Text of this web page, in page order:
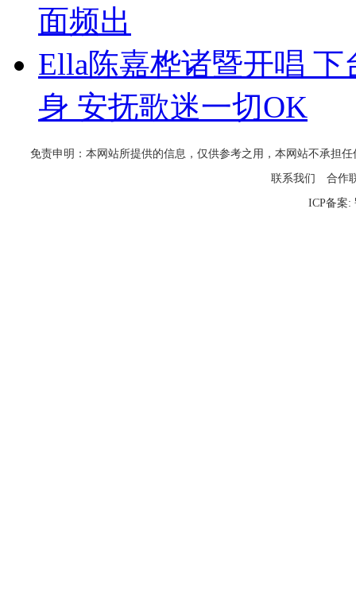
面频出
Ella陈嘉桦诸暨开唱
身 安抚歌迷一切OK
免责申明：本网站所提供的信息，仅供参考之用，本网站不承担
联系我们 合作
ICP备案: